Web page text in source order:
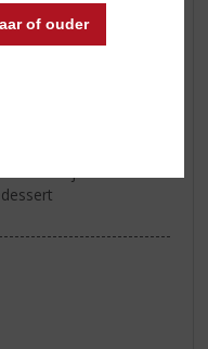
of ouder
met
citroen en vanille